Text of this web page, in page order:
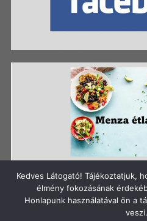
Szerzői jog:
Kedves Látogató! Tájékoztatjuk,
élmény fokozásának
Honlapunk használatával ön a
veszi.